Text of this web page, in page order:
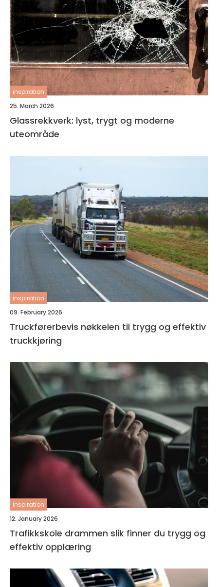
inspiration
25. March 2026
Glassrekkverk: lyst, trygt og moderne
uteområde
inspiration
09. February 2026
Truckførerbevis nøkkelen til trygg og effektiv
truckkjøring
inspiration
12. January 2026
Trafikkskole drammen slik finner du trygg og
effektiv opplæring